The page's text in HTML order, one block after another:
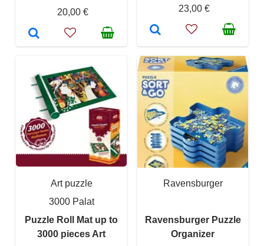
20,00 €
23,00 €
Art puzzle
3000 Palat
Puzzle Roll Mat up to
3000 pieces Art
Ravensburger
Ravensburger Puzzle
Organizer